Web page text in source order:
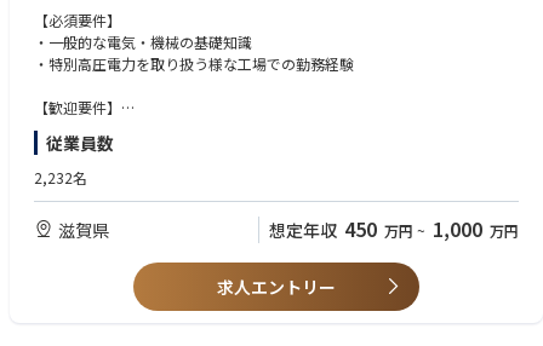
ミツミ電機は、2017年1月よりミネベア社と経営統合しミネベアミツミ株
式会社の100％子会社として、再スタート。
同社との商品や強みにダブりが少なく互いに補完すること形で、売上1兆
市場ニーズに合った最適な電子部品の供給と、新しいエレクトロニクス分
独自の“提案型”電子部品の開発をテーマに、総合電子部品メーカーとして
の経験・技術・発想を最大限に活かし、
現在そして未来のエレクトロニクス分野の発展に幅広く貢献しておりま
21世紀を迎えた今、新時代の変化に柔軟に対応できる企業体制を構築。
などを、常に積極的に推進して参ります。
【必須要件】
・一般的な電気・機械の基礎知識
・特別高圧電力を取り扱う様な工場での勤務経験
【歓迎要件】
・電検資格をお持ちの方大歓迎
・半導体工場の施設設備（空調、電気、ガス、排気、排水等）に関する専
門知識および各種資格
・フォトリソ関連の基本的な装置知識
・エッチャー、アッシャー、スパッタ関連の基本的な装置知識
・拡散炉、LPCVD関連の基本的な装置知識
・プラズマCVD関連の基本的な装置知識
・WET、CMP関連の基本的な装置知識
従業員数
2,232名
滋賀県 想定年収 450 万円 ~ 1,000 万円
求人エントリー